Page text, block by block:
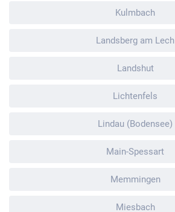
Kulmbach
Landsberg am Lech
Landshut
Lichtenfels
Lindau (Bodensee)
Main-Spessart
Memmingen
Miesbach